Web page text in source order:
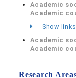
Academic
Academic
Show
Academic
Academic
Research